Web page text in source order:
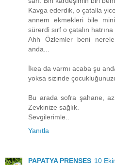
Kavga ederdik, o çatalla
annem ekmekleri bile
sürerdi sırf o çatalın
Ahh Özlemler beni
anda...
İkea da varmı acaba şu
yoksa sizinde
Bu arada sofra şahane, az
Zevkinize sağlık.
Sevgilerimle..
Yanıtla
PAPATYA PRENSES 10